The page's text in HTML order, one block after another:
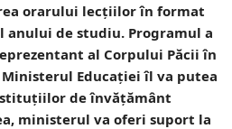
orarului lecțiilor în format
anului de studiu. Programul a
al Corpului Păcii în
Educației îl va putea
de învățământ
ministerul va oferi suport la